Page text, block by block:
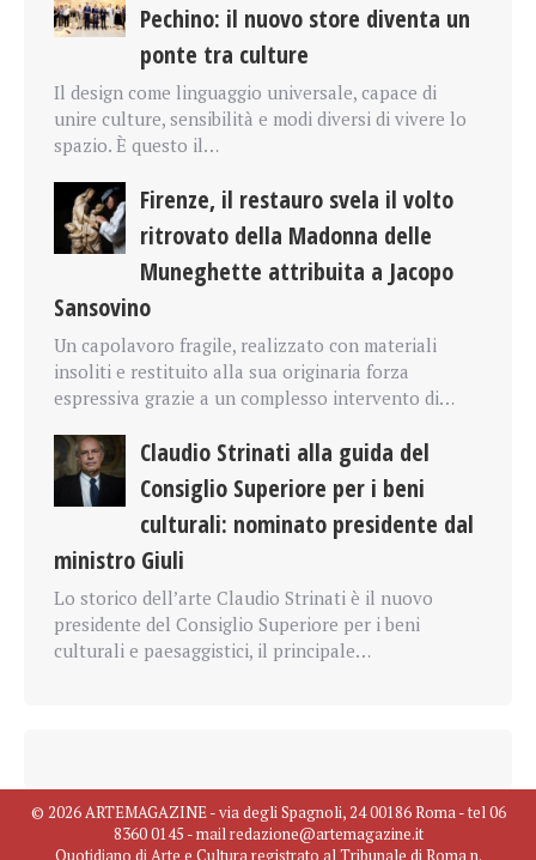
Pechino: il nuovo store diventa un
ponte tra culture
Il design come linguaggio universale, capace di
unire culture, sensibilità e modi diversi di vivere lo
spazio. È questo il…
Firenze, il restauro svela il volto
ritrovato della Madonna delle
Muneghette attribuita a Jacopo
Sansovino
Un capolavoro fragile, realizzato con materiali
insoliti e restituito alla sua originaria forza
espressiva grazie a un complesso intervento di…
Claudio Strinati alla guida del
Consiglio Superiore per i beni
culturali: nominato presidente dal
ministro Giuli
Lo storico dell’arte Claudio Strinati è il nuovo
presidente del Consiglio Superiore per i beni
culturali e paesaggistici, il principale…
© 2026 ARTEMAGAZINE - via degli Spagnoli, 24 00186 Roma - tel 06
8360 0145 - mail redazione@artemagazine.it
Quotidiano di Arte e Cultura registrato al Tribunale di Roma n.